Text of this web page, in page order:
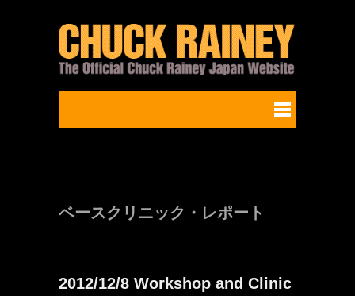
ベースクリニック・レポート
2012/12/8 Workshop and Clinic